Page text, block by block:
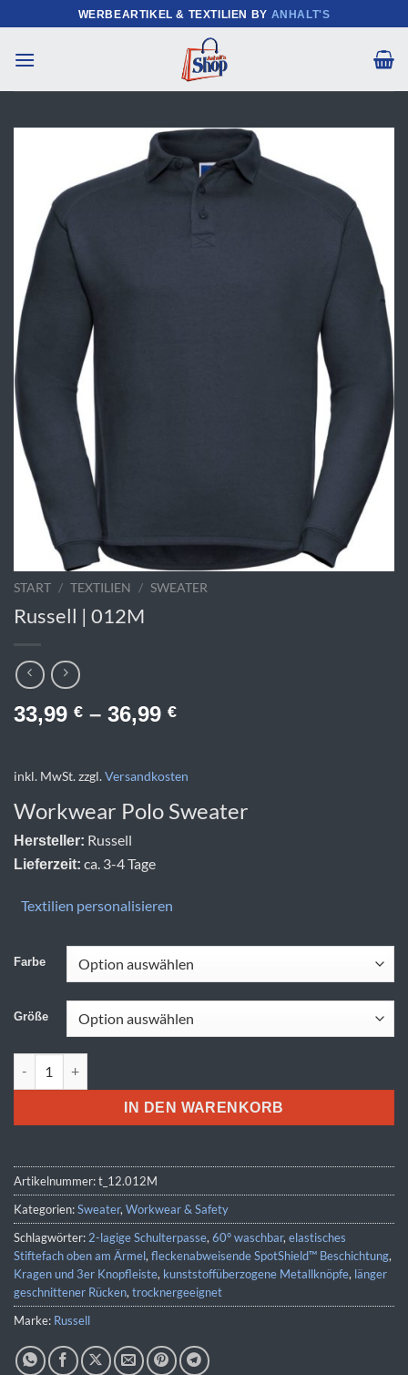
Inhalt
springen
WERBEARTIKEL & TEXTILIEN BY ANHALT'S
START / TEXTILIEN / SWEATER
Russell | 012M
33,99 € – 36,99 €
inkl. MwSt.zzgl.Versandkosten
Workwear Polo Sweater
Hersteller: Russell
Lieferzeit: ca. 3-4 Tage
Textilien personalisieren
Farbe
Größe
IN DEN WARENKORB
Artikelnummer:t_12.012M
Kategorien:Sweater, Workwear & Safety
Schlagwörter: 2-lagige Schulterpasse, 60° waschbar, elastisches
Stiftefach oben am Ärmel, fleckenabweisende SpotShield™ Beschichtung,
Kragen und 3er Knopfleiste, kunststoffüberzogene Metallknöpfe, länger
geschnittener Rücken, trocknergeeignet
Marke: Russell